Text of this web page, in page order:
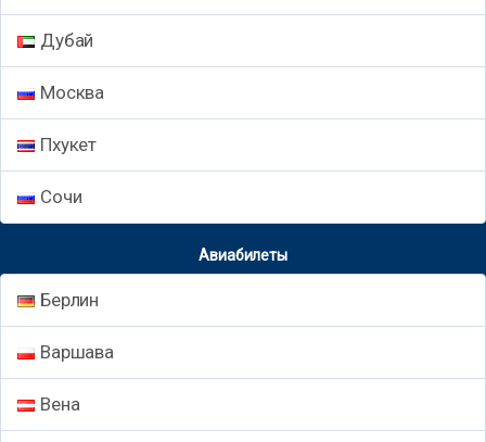
Дубай
Москва
Пхукет
Сочи
Авиабилеты
Берлин
Варшава
Вена